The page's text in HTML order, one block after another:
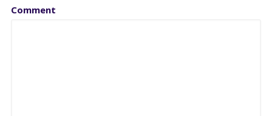
Comment